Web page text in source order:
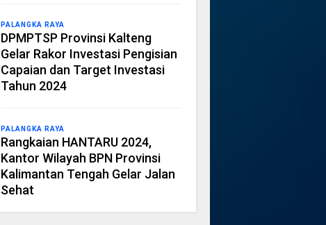
PALANGKA RAYA
DPMPTSP Provinsi Kalteng
Gelar Rakor Investasi Pengisian
Capaian dan Target Investasi
Tahun 2024
PALANGKA RAYA
Rangkaian HANTARU 2024,
Kantor Wilayah BPN Provinsi
Kalimantan Tengah Gelar Jalan
Sehat